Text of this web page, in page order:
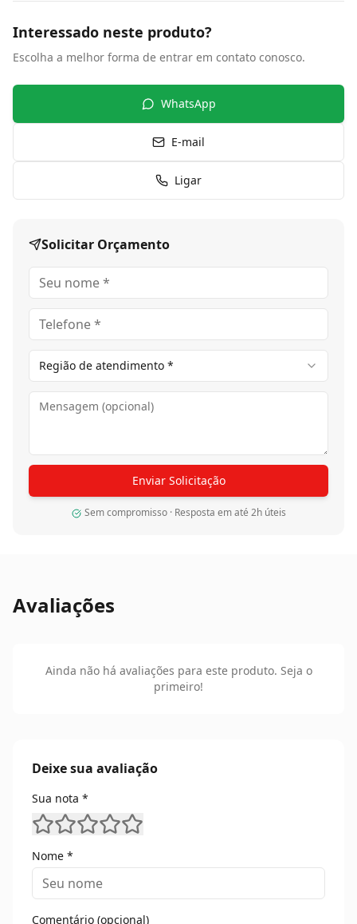
Interessado neste produto?
Escolha a melhor forma de entrar em contato conosco.
WhatsApp
E-mail
Ligar
Solicitar Orçamento
Região de atendimento *
Enviar Solicitação
Sem compromisso · Resposta em até 2h úteis
Avaliações
Ainda não há avaliações para este produto. Seja o
primeiro!
Deixe sua avaliação
Sua nota *
Nome *
Comentário (opcional)